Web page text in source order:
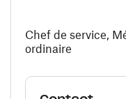
Chef de service,
ordinaire